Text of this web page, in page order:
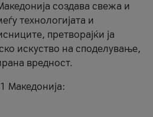
создава свежа и
технологијата и
претворајќи ја
искуство на споделување,
вредност.
Македонија: